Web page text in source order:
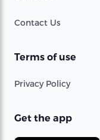
Contact Us
Terms of use
Privacy Policy
Get the app